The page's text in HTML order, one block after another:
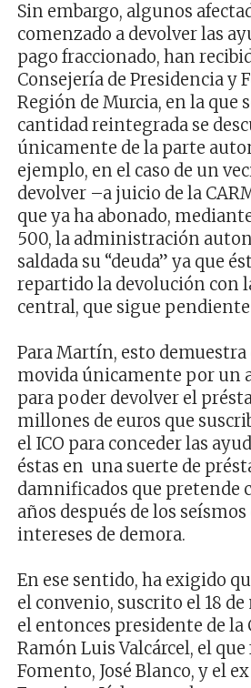
Sin embargo, algunos
comenzado a devolver las
pago fraccionado, han
Consejería de Presidencia y
Región de Murcia, en la que
cantidad reintegrada se
únicamente de la parte
ejemplo, en el caso de un
devolver –a juicio de la
que ya ha abonado,
500, la administración
saldada su “deuda” ya que
repartido la devolución con
central, que sigue pendiente
Para Martín, esto demuestra
movida únicamente por un
para poder devolver el
millones de euros que
el ICO para conceder las
éstas en una suerte de
damnificados que pretende
años después de los
intereses de demora.
En ese sentido, ha exigido
el convenio, suscrito el 18 de
el entonces presidente de la
Ramón Luis Valcárcel, el
Fomento, José Blanco, y el